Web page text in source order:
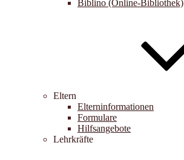
Biblino (Online-Bibliothek)
Eltern
Elterninformationen
Formulare
Hilfsangebote
Lehrkräfte